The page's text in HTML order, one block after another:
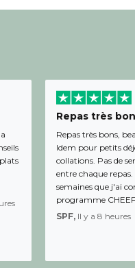
Repas très
Repas très bons,
Idem pour petits
collations. Pas de
entre chaque repas.
semaines que j'ai
programme
SPF, Il y a 8 heures